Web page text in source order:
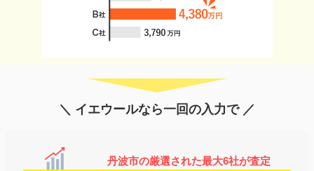
＼ イエウールなら一回の入力で ／
丹波市の厳選された最大6社が査定